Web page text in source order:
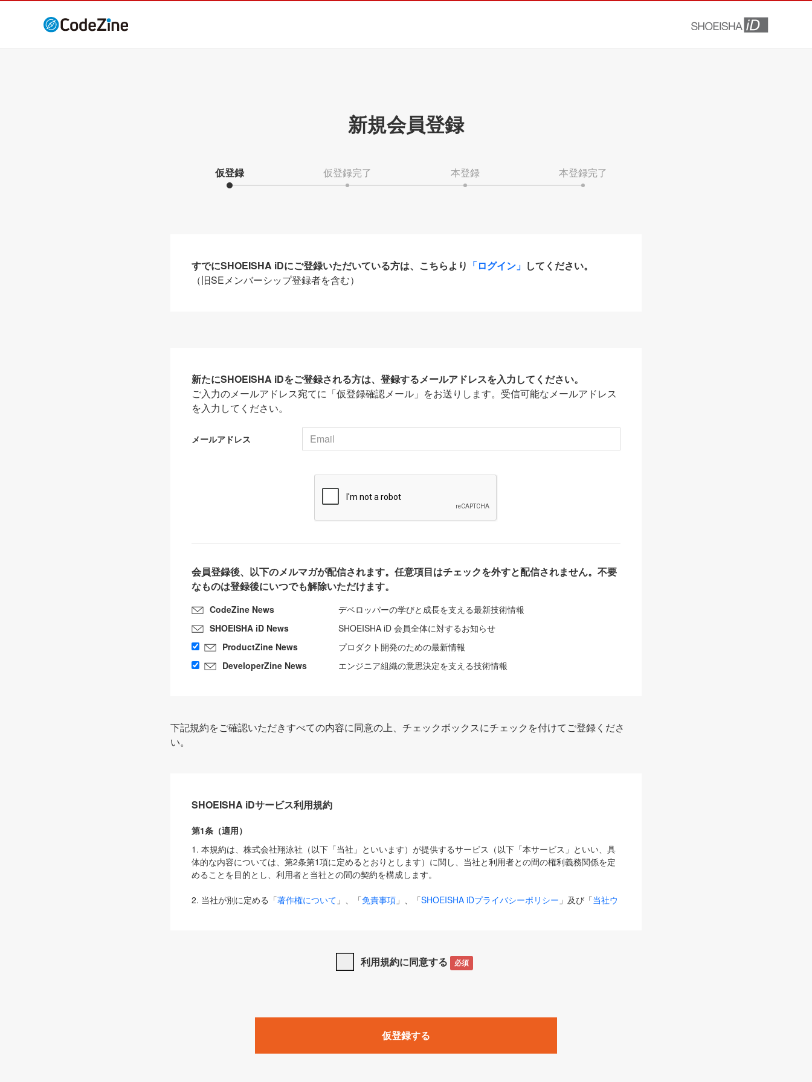
新規会員登録
仮登録 仮登録完了 本登録 本登録完了
すでにSHOEISHA iDにご登録いただいている方は、こちらより 「ログイン」 してください。
（旧SEメンバーシップ登録者を含む）
新たにSHOEISHA iDをご登録される方は、登録するメールアドレスを入力してください。
ご入力のメールアドレス宛てに「仮登録確認メール」をお送りします。受信可能なメールアドレス
を入力してください。
メールアドレス
会員登録後、以下のメルマガが配信されます。任意項目はチェックを外すと配信されません。不要
なものは登録後にいつでも解除いただけます。
CodeZine News
デベロッパーの学びと成長を支える最新技術情報
SHOEISHA iD News
SHOEISHA iD 会員全体に対するお知らせ
ProductZine News
プロダクト開発のための最新情報
DeveloperZine News
エンジニア組織の意思決定を支える技術情報
下記規約をご確認いただきすべての内容に同意の上、チェックボックスにチェックを付けてご登録くださ
い。
SHOEISHA iDサービス利用規約
第1条（適用）
1. 本規約は、株式会社翔泳社（以下「当社」といいます）が提供するサービス（以下「本サービス」といい、具
体的な内容については、第2条第1項に定めるとおりとします）に関し、当社と利用者との間の権利義務関係を定
めることを目的とし、利用者と当社との間の契約を構成します。
2. 当社が別に定める「著作権について 」、「免責事項 」、「SHOEISHA iDプライバシーポリシー 」及び「当社ウ
は、本規約の規定が優先して適用されるものとします。
1. 「本サービス」とは、当社が提供する以下のサービス（名称や内容が変更された場合、変更後のサービスを含
みます）及びこれらサービスに関連して当社が実施するイベントやキャンペーンをいいます。
「SEBook」「SEShop」「CodeZine」「MarkeZine」「EnterpriseZine」「ECzine」「Biz/Zine」「HRzine」
利用規約に同意する 必須
仮登録する